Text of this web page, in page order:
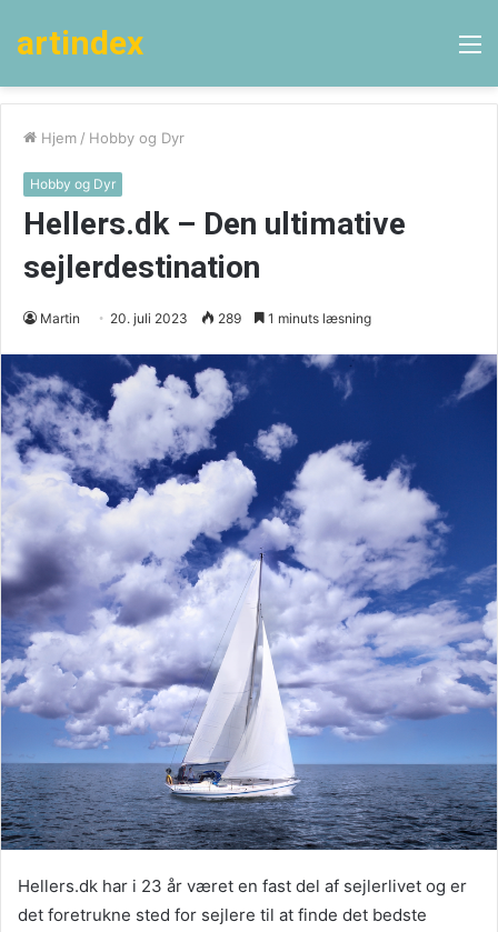
artindex
Hjem / Hobby og Dyr
Hobby og Dyr
Hellers.dk – Den ultimative
sejlerdestination
Martin 20. juli 2023 289 1 minuts læsning
Hellers.dk har i 23 år været en fast del af sejlerlivet og er
det foretrukne sted for sejlere til at finde det bedste